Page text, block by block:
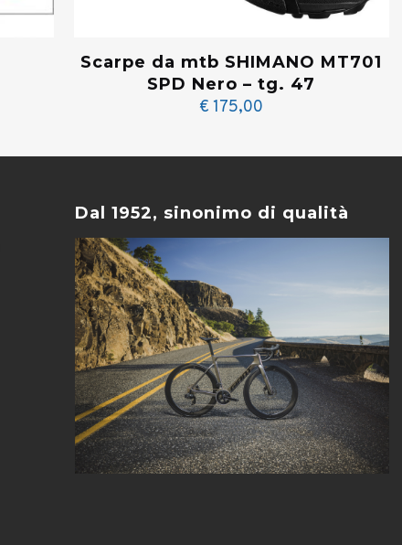
Scarpe da mtb SHIMANO MT701
SPD Nero – tg. 47
€ 175,00
Dal 1952, sinonimo di qualità